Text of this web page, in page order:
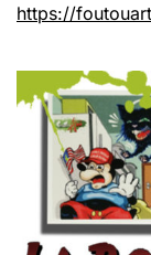
https://